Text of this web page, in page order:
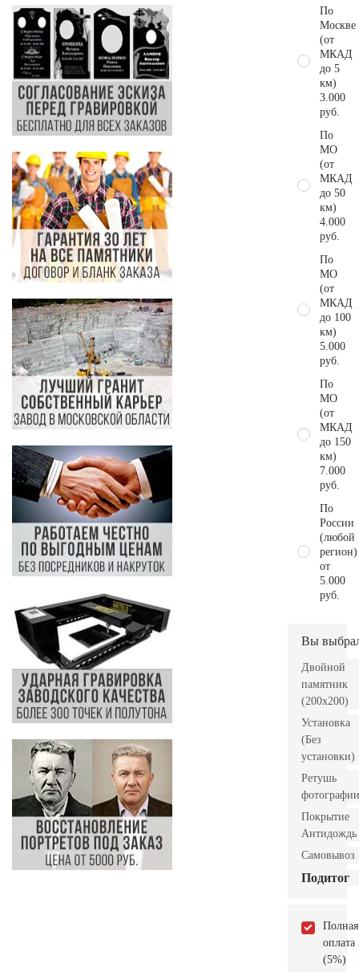
По
Москве
(от
МКАД
до 5
км)
3.000
руб.
По
МО
(от
МКАД
до 50
км)
4.000
руб.
По
МО
(от
МКАД
до 100
км)
5.000
руб.
По
МО
(от
МКАД
до 150
км)
7.000
руб.
По
России
(любой
регион)
от
5.000
руб.
Вы
Двойной
памятник
(200х200)
Установка
(Без
установки)
Ретушь
фотографии
Покрытие
Антидождь
Самовывоз
Подитог
Полная
оплата
(5%)